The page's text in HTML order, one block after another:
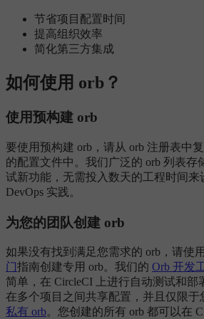
节省项目配置时间
提高组织效率
简化第三方集成
如何使用 orb？
使用预构建 orb
要使用预构建 orb，请从 orb 注册表中
的配置文件中。我们广泛的 orb 列表存
试新功能，无需投入数天的工程时间来
DevOps 实践。
为您的团队创建 orb
如果没有找到满足您需求的 orb，请使
门指南创建专用 orb。我们的 Orb 开发
简单，在 CircleCI 上进行自动测试和部
在多个项目之间共享配置，并且仅限
私有 orb。您创建的所有 orb 都可以在